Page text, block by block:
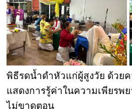
พิธีรดน้ำดำหัวแก่ผู้สูงวัย ด้วย
แสดงการรู้ค่าในความเพียรพ
ไม่ขาดตอน